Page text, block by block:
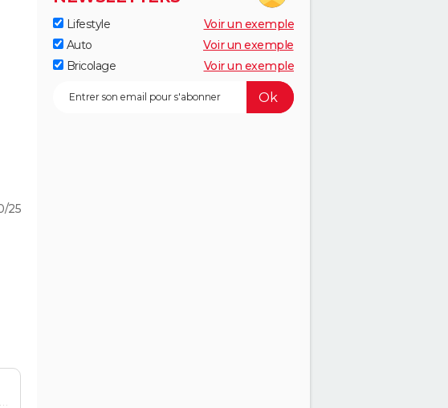
25
Lifestyle
Voir un exemple
Auto
Voir un exemple
Bricolage
Voir un exemple